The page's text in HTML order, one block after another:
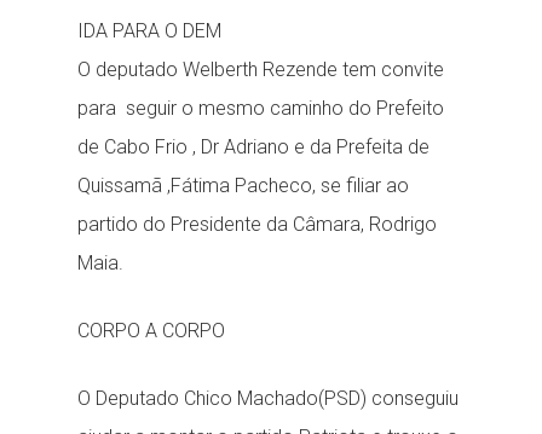
IDA PARA O DEM
O deputado Welberth Rezende tem convite
para seguir o mesmo caminho do Prefeito
de Cabo Frio , Dr Adriano e da Prefeita de
Quissamã ,Fátima Pacheco, se filiar ao
partido do Presidente da Câmara, Rodrigo
Maia.
CORPO A CORPO
O Deputado Chico Machado(PSD) conseguiu